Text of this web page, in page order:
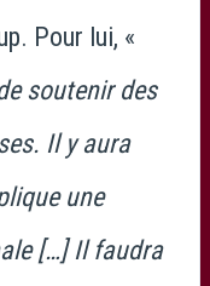
Pour lui, «
soutenir des
Il y aura
une
[…] Il faudra